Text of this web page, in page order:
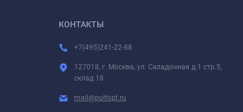
КОНТАКТЫ
+7(495)241-22-88
127018, г. Москва, ул. Складочная д.1 стр.5,
склад 18
mail@pultopt.ru